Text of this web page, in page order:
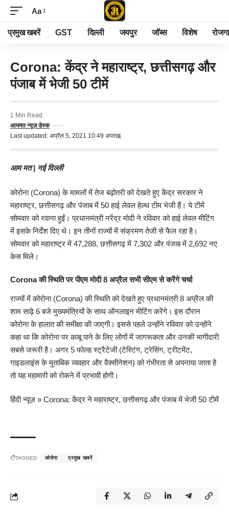
Aa
प्रमुख खबरें GST दिल्ली जयपुर जॉब्स विशेष
Corona: केंद्र ने महाराष्ट्र, छत्तीसगढ़ और
पंजाब में भेजी 50 टीमें
Last updated: अप्रैल 5, 2021 10:49 अपराह्न
आममत न्यूज़ डेस्क
1 Min Read
आम मत| नई दिल्ली
कोरोना (Corona) के मामलों में तेज बढ़ोतरी को देखते हुए केंद्र सरकार ने
महाराष्ट्र, छत्तीसगढ़ और पंजाब में 50 हाई लेवल हेल्थ टीम भेजी हैं। ये टीमें
सोमवार को रवाना हुईं। प्रधानमंत्री नरेंद्र मोदी ने रविवार को हाई लेवल मीटिंग
में इसके निर्देश दिए थे। इन तीनों राज्यों में संक्रमण तेजी से फैल रहा है।
सोमवार को महाराष्ट्र में 47,288, छत्तीसगढ़ में 7,302 और पंजाब में 2,692 नए
केस मिले।
Coronaकी स्थिति पर पीएम मोदी 8 अप्रैल सभी सीएम से करेंगे चर्चा
राज्यों में कोरोना (Corona) की स्थिति को देखते हुए प्रधानमंत्री 8 अप्रैल की
शाम साढ़े 6 बजे मुख्यमंत्रियों के साथ ऑनलाइन मीटिंग करेंगे। इस दौरान
कोरोना के हालात की समीक्षा की जाएगी। इससे पहले उन्होंने रविवार को उन्होंने
कहा था कि कोरोना पर काबू पाने के लिए लोगों में जागरूकता और उनकी भागीदारी
सबसे जरूरी है। अगर 5 फोल्ड स्ट्रैटेजी (टेस्टिंग, ट्रेसिंग, ट्रीटमेंट,
गाइडलाइंस के मुताबिक व्यवहार और वैक्सीनेशन) को गंभीरता से अपनाया जाता है
तो यह महामारी को रोकने में प्रभावी होगी।
हिंदी न्यूज़ » Corona: केंद्र ने महाराष्ट्र, छत्तीसगढ़ और पंजाब में भेजी 50 टीमें
TAGGED: कोरोना प्रमुख खबरें